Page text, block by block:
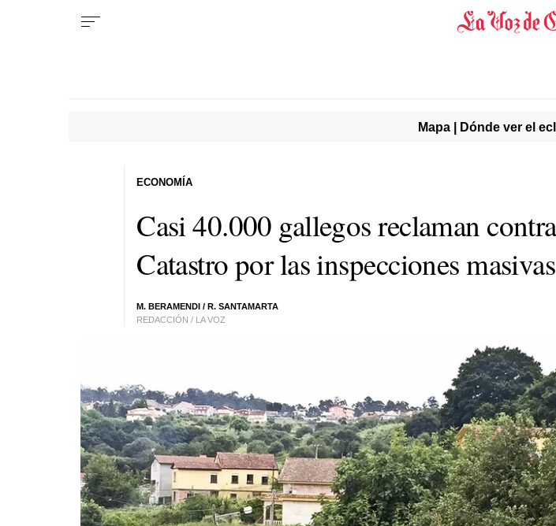
Mapa | Dónde ver el
Casi 40.000 gallegos reclaman
Catastro por las inspecciones masivas
M. BERAMENDI /R. SANTAMARTA
REDACCIÓN / LA VOZ
ECONOMÍA